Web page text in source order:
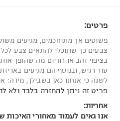
פרטים:
פשוטים אך מתוחכמים, מגיעים
צבעים כך שתוכלי להתאים צבע לכל
בציפוי זהב או רודיום מה שהופך
עור רגיש, ובנוסף הם מגיעים
לשנה כי אנחנו כאן בשבילך, מידה: אורך
פריט זה ניתן להחזרה בלבד ולא
אחריות:
אנו גאים לעמוד מאחורי האיכות